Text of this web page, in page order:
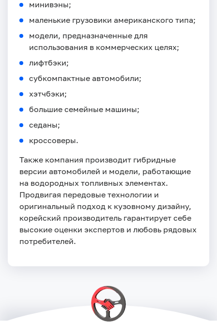
минивэны;
маленькие грузовики американского типа;
модели, предназначенные для
использования в коммерческих целях;
лифтбэки;
субкомпактные автомобили;
хэтчбэки;
большие семейные машины;
седаны;
кроссоверы.
Также компания производит гибридные
версии автомобилей и модели, работающие
на водородных топливных элементах.
Продвигая передовые технологии и
оригинальный подход к кузовному дизайну,
корейский производитель гарантирует себе
высокие оценки экспертов и любовь рядовых
потребителей.